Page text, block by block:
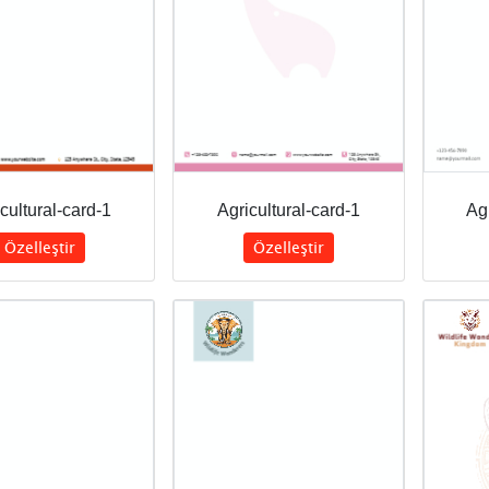
card-1
Özelleştir
Agricultural-card-1
Özelleştir